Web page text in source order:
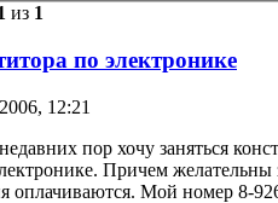
из 1
по электронике
12:21
пор хочу заняться
Причем
оплачиваются. Мой номер